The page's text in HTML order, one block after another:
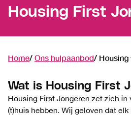
Housing First
Home Ons hulpaanbod
Wat is Housing First
Housing First Jongeren zet zich in
(t)huis hebben. Wij geloven dat